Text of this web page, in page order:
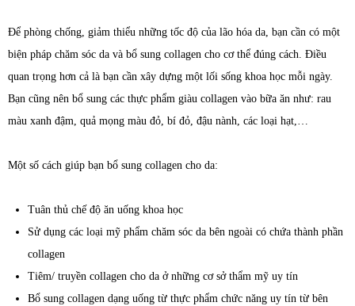
Để phòng chống, giảm thiểu những tốc độ của lão hóa da, bạn cần có một
biện pháp chăm sóc da và bổ sung collagen cho cơ thể đúng cách. Điều
quan trọng hơn cả là bạn cần xây dựng một lối sống khoa học mỗi ngày.
Bạn cũng nên bổ sung các thực phẩm giàu collagen vào bữa ăn như: rau
màu xanh đậm, quả mọng màu đỏ, bí đỏ, đậu nành, các loại hạt,…
Một số cách giúp bạn bổ sung collagen cho da:
Tuân thủ chế độ ăn uống khoa học
Sử dụng các loại mỹ phẩm chăm sóc da bên ngoài có chứa thành phần
collagen
Tiêm/ truyền collagen cho da ở những cơ sở thẩm mỹ uy tín
Bổ sung collagen dạng uống từ thực phẩm chức năng uy tín từ bên